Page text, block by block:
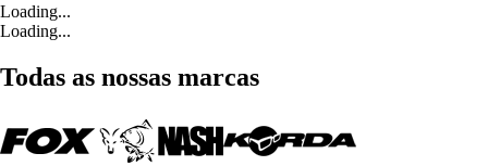
Loading...
Loading...
Todas as nossas marcas